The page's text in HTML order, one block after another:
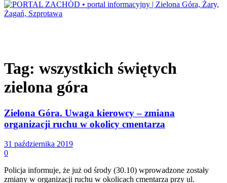
Tag: wszystkich świętych
zielona góra
Zielona Góra. Uwaga kierowcy – zmiana
organizacji ruchu w okolicy cmentarza
31 października 2019
0
Policja informuje, że już od środy (30.10) wprowadzone zostały
zmiany w organizacji ruchu w okolicach cmentarza przy ul.